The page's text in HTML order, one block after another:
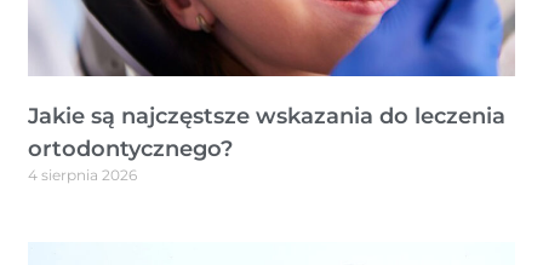
Jakie są najczęstsze wskazania do leczenia
ortodontycznego?
4 sierpnia 2026